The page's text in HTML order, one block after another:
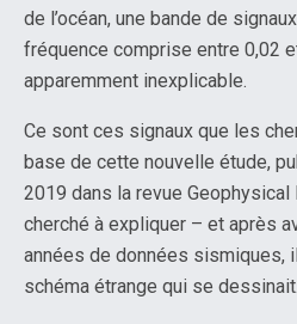
de l’océan, une bande de
fréquence comprise entre 0,02
apparemment inexplicable.
Ce sont ces signaux que les
base de cette nouvelle étude,
2019 dans la revue
cherché à expliquer – et après
années de données sismiques,
schéma étrange qui se dessinait.